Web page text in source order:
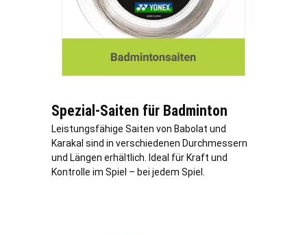
Spezial-Saiten für Badminton
Leistungsfähige Saiten von Babolat und
Karakal sind in verschiedenen Durchmessern
und Längen erhältlich. Ideal für Kraft und
Kontrolle im Spiel – bei jedem Spiel.